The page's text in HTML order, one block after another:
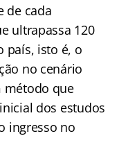
de cada
ultrapassa 120
país, isto é, o
no cenário
método que
dos estudos
ingresso no